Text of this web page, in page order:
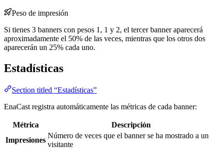
Peso de impresión
Si tienes 3 banners con pesos 1, 1 y 2, el tercer banner aparecerá
aproximadamente el 50% de las veces, mientras que los otros dos
aparecerán un 25% cada uno.
Estadísticas
Section titled “Estadísticas”
EnaCast registra automáticamente las métricas de cada banner:
Métrica
Descripción
Impresiones
Número de veces que el banner se ha mostrado a un
visitante